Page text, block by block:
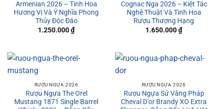
Armenian 2026 – Tinh Hoa
Hương Vị Và Ý Nghĩa Phong
Thủy Độc Đáo
1.250.000₫
Cognac Nga 2026 – Kiệt Tác
Nghệ Thuật Và Tinh Hoa
Rượu Thượng Hạng
1.650.000₫
RƯỢU NGỰA 2026
Rượu Ngựa The Orel
Mustang 1871 Single Barrel
RƯỢU NGỰA 2026
Rượu Ngựa Sứ Vàng Pháp
Cheval D’or Brandy XO Extra